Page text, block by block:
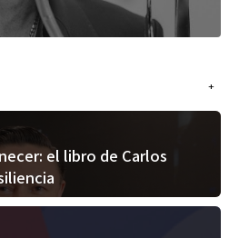
+
el libro de Carlos